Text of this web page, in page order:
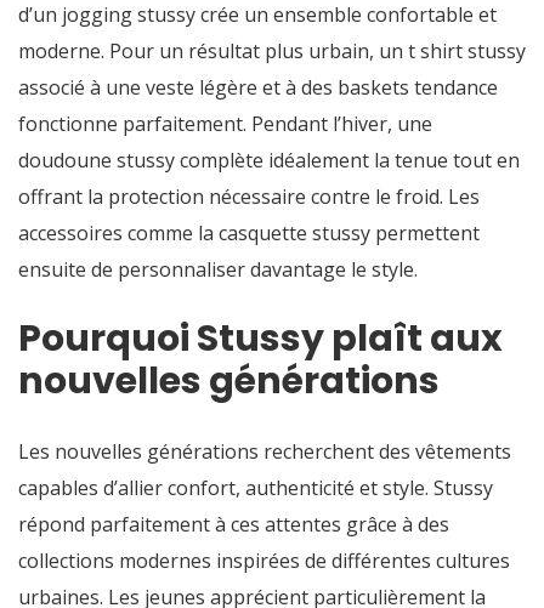
d’un jogging stussy crée un ensemble confortable et
moderne. Pour un résultat plus urbain, un t shirt stussy
associé à une veste légère et à des baskets tendance
fonctionne parfaitement. Pendant l’hiver, une
doudoune stussy complète idéalement la tenue tout en
offrant la protection nécessaire contre le froid. Les
accessoires comme la casquette stussy permettent
ensuite de personnaliser davantage le style.
Pourquoi Stussy plaît aux
nouvelles générations
Les nouvelles générations recherchent des vêtements
capables d’allier confort, authenticité et style. Stussy
répond parfaitement à ces attentes grâce à des
collections modernes inspirées de différentes cultures
urbaines. Les jeunes apprécient particulièrement la